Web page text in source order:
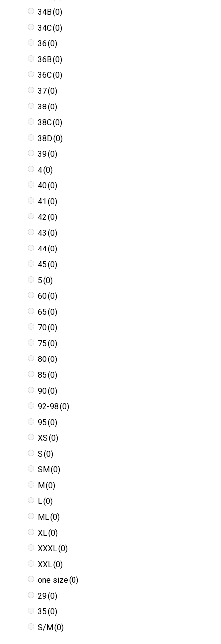
34B(0)
34C(0)
36(0)
36B(0)
36C(0)
37(0)
38(0)
38C(0)
38D(0)
39(0)
4(0)
40(0)
41 (0)
42(0)
43 (0)
44(0)
45(0)
5(0)
60(0)
65(0)
70(0)
75(0)
80(0)
85(0)
90(0)
92-98(0)
95(0)
XS(0)
S(0)
SM (0)
M (0)
L(0)
ML(0)
XL(0)
XXXL(0)
XXL(0)
one size(0)
29(0)
35(0)
S/M (0)